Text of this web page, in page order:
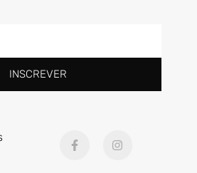
INSCREVER
a
n